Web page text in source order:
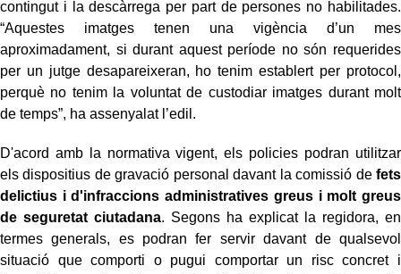
contingut i la descàrrega per part de persones no habilitades.
“Aquestes imatges tenen una vigència d’un mes
aproximadament, si durant aquest període no són requerides
per un jutge desapareixeran, ho tenim establert per protocol,
perquè no tenim la voluntat de custodiar imatges durant molt
de temps”, ha assenyalat l’edil.
D'acord amb la normativa vigent, els policies podran utilitzar
els dispositius de gravació personal davant la comissió de fets
delictius i d'infraccions administratives greus i molt greus
de seguretat ciutadana. Segons ha explicat la regidora, en
termes generals, es podran fer servir davant de qualsevol
situació que comporti o pugui comportar un risc concret i